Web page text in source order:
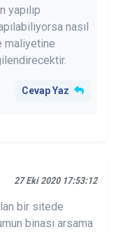
yapılıp
nasıl
maliyetine
Cevap Yaz
27 Eki 2020 17:53:12
bir sitede
binası arsama